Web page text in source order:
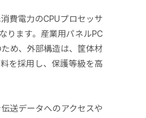
費電力のCPUプロセッサ
ります。産業用パネルPC
め、外部構造は、筐体材
を採用し、保護等級を高
送データへのアクセスや